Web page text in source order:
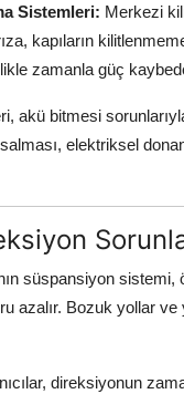
Sistemleri: Merkezi
kapıların
zamanla güç
akü bitmesi
elektriksel
süspansiyon sistemi,
azalır. Bozuk yollar
direksiyonun